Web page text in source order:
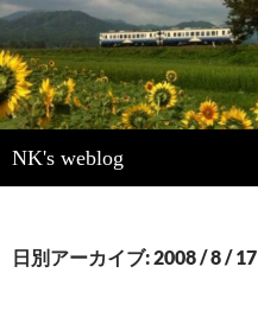
NK's weblog
索
ン
日別アーカイブ: 2008 / 8 / 17